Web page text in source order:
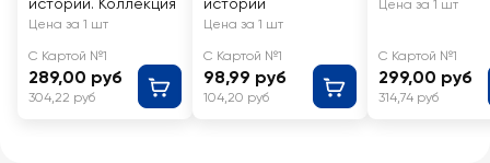
Цена за 1 шт
С Картой №1
289,00 руб
304,22 руб
Цена за 1 шт
С Картой №1
98,99 руб
104,20 руб
Цена за 1 шт
С Картой №1
299,00 руб
314,74 руб